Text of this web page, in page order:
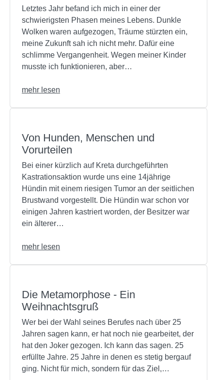
Letztes Jahr befand ich mich in einer der
schwierigsten Phasen meines Lebens. Dunkle
Wolken waren aufgezogen, Träume stürzten ein,
meine Zukunft sah ich nicht mehr. Dafür eine
schlimme Vergangenheit. Wegen meiner Kinder
musste ich funktionieren, aber…
mehr lesen
Von Hunden, Menschen und
Vorurteilen
Bei einer kürzlich auf Kreta durchgeführten
Kastrationsaktion wurde uns eine 14jährige
Hündin mit einem riesigen Tumor an der seitlichen
Brustwand vorgestellt. Die Hündin war schon vor
einigen Jahren kastriert worden, der Besitzer war
ein älterer…
mehr lesen
Die Metamorphose - Ein
Weihnachtsgruß
Wer bei der Wahl seines Berufes nach über 25
Jahren sagen kann, er hat noch nie gearbeitet, der
hat den Joker gezogen. Ich kann das sagen. 25
erfüllte Jahre. 25 Jahre in denen es stetig bergauf
ging. Nicht für mich, sondern für das Ziel,…